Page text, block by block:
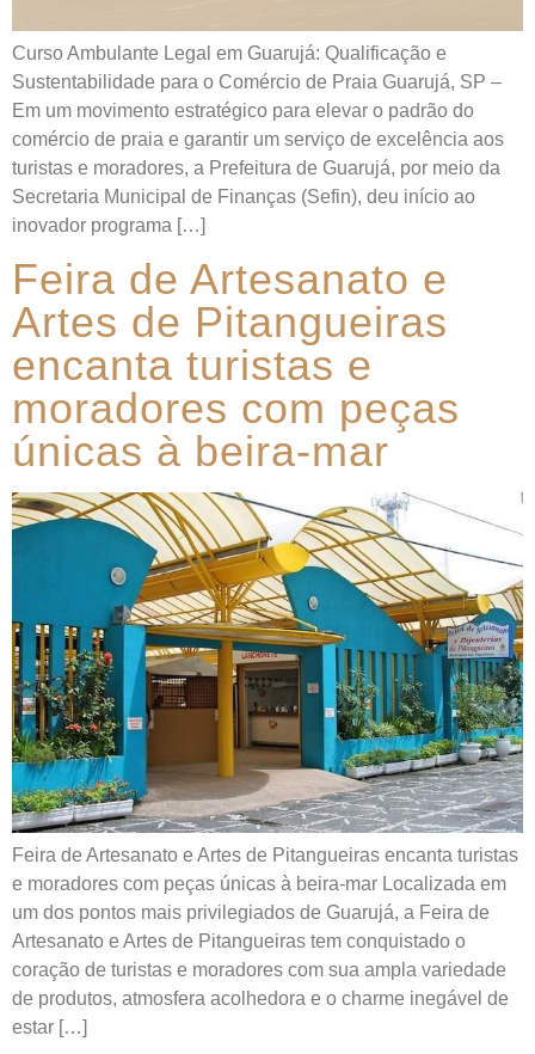
Curso Ambulante Legal em Guarujá: Qualificação e
Sustentabilidade para o Comércio de Praia Guarujá, SP –
Em um movimento estratégico para elevar o padrão do
comércio de praia e garantir um serviço de excelência aos
turistas e moradores, a Prefeitura de Guarujá, por meio da
Secretaria Municipal de Finanças (Sefin), deu início ao
inovador programa […]
Feira de Artesanato e
Artes de Pitangueiras
encanta turistas e
moradores com peças
únicas à beira-mar
Feira de Artesanato e Artes de Pitangueiras encanta turistas
e moradores com peças únicas à beira-mar Localizada em
um dos pontos mais privilegiados de Guarujá, a Feira de
Artesanato e Artes de Pitangueiras tem conquistado o
coração de turistas e moradores com sua ampla variedade
de produtos, atmosfera acolhedora e o charme inegável de
estar […]